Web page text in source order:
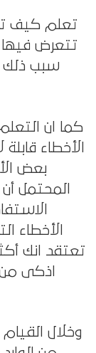
تعلم كيف
تتعرض
سبب ذلك
كما ان
الأخطاء
بعض
المحتمل
الأخطاء
تعتقد انك
اذكى
وخلال